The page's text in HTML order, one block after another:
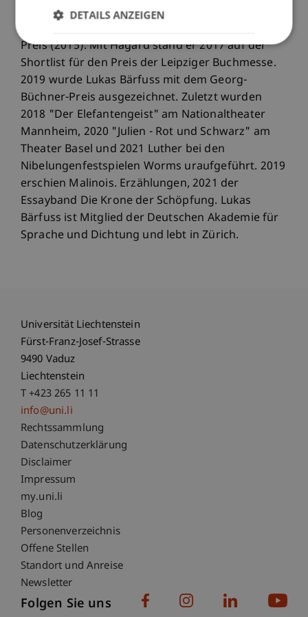
Berliner Literaturpreis (2013), den Schweizer
Preis (2015). Mit Hagard stand er 2017 auf der
Shortlist für den Preis der Leipziger Buchmesse.
2019 wurde Lukas Bärfuss mit dem Georg-
Büchner-Preis ausgezeichnet. Zuletzt wurden
2018 "Der Elefantengeist" am Nationaltheater
Mannheim, 2020 "Julien - Rot und Schwarz" am
Theater Basel und 2021 Luther bei den
Nibelungenfestspielen Worms uraufgeführt. 2019
erschien Malinois. Erzählungen, 2021 der
Essayband Die Krone der Schöpfung. Lukas
Bärfuss ist Mitglied der Deutschen Akademie für
Sprache und Dichtung und lebt in Zürich.
Universität Liechtenstein
Fürst-Franz-Josef-Strasse
9490 Vaduz
Liechtenstein
T +423 265 11 11
info@uni.li
Fußzeile Rechtliche Hinweise
Rechtssammlung
Datenschutzerklärung
Disclaimer
Impressum
Fußzeile Subdomain-Verzeichnis
my.uni.li
Blog
Personenverzeichnis
Offene Stellen
Standort und Anreise
Newsletter
Folgen Sie uns
DETAILS ANZEIGEN